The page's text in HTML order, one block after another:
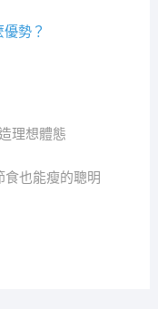
勢？
理想體態
也能瘦的聰明